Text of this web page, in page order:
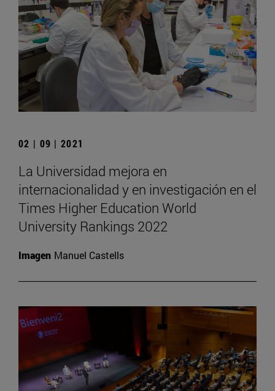
02 | 09 | 2021
La Universidad mejora en
internacionalidad y en investigación en el
Times Higher Education World
University Rankings 2022
Imagen Manuel Castells